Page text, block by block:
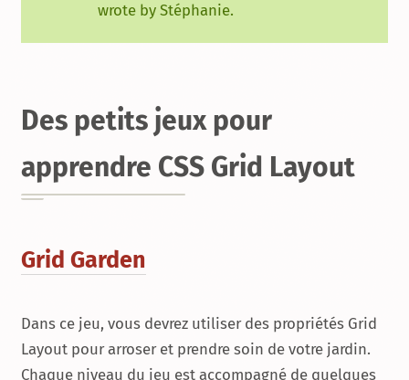
wrote by Stéphanie.
Des petits jeux pour
apprendre CSS Grid Layout
Grid Garden
Dans ce jeu, vous devrez utiliser des propriétés Grid
Layout pour arroser et prendre soin de votre jardin.
Chaque niveau du jeu est accompagné de quelques